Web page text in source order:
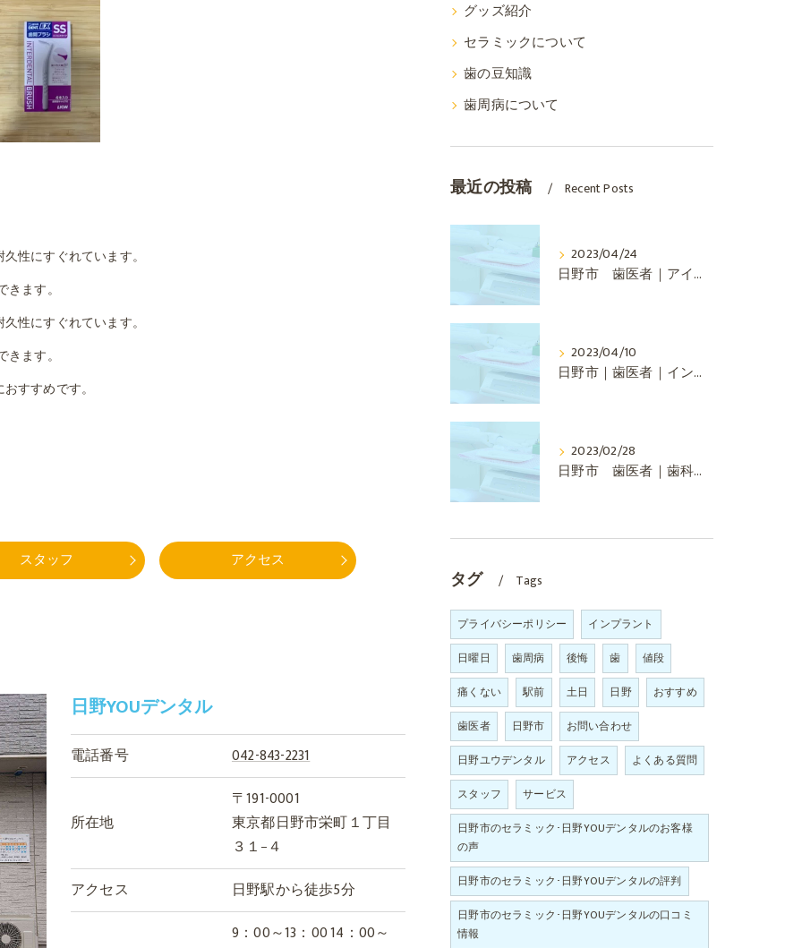
性にすぐれています。
きます。
性にすぐれています。
きます。
すすめです。
スタッフ アクセス
日野YOUデンタル
電話番号 042-843-2231
所在地
〒191-0001
東京都日野市栄町１丁目
３１−４
アクセス
日野駅から徒歩5分
9：00～13：00 14：00～
グッズ紹介
セラミックについて
歯の豆知識
歯周病について
最近の投稿 Recent Posts
2023/04/24
日野市 歯医者｜アイテロとは
2023/04/10
日野市｜歯医者｜インビザラインについて
2023/02/28
日野市 歯医者｜歯科矯正について
タグ Tags
プライバシーポリシー
インプラント
日曜日
歯周病 後悔 歯
値段
痛くない
駅前 土日 日野
おすすめ
歯医者
日野市
お問い合わせ
日野ユウデンタル
アクセス
よくある質問
スタッフ
サービス
日野市のセラミック･日野YOUデンタルのお客様
の声
日野市のセラミック･日野YOUデンタルの評判
日野市のセラミック･日野YOUデンタルの口コミ
情報